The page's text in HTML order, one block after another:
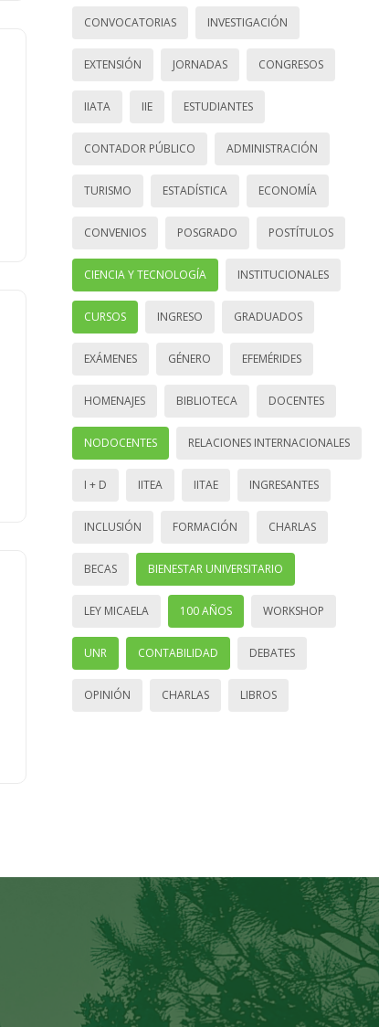
CONVOCATORIAS INVESTIGACIÓN
EXTENSIÓN JORNADAS CONGRESOS
IIATA IIE ESTUDIANTES
CONTADOR PÚBLICO ADMINISTRACIÓN
TURISMO ESTADÍSTICA ECONOMÍA
CONVENIOS POSGRADO POSTÍTULOS
CIENCIA Y TECNOLOGÍA INSTITUCIONALES
CURSOS INGRESO GRADUADOS
EXÁMENES GÉNERO EFEMÉRIDES
HOMENAJES BIBLIOTECA DOCENTES
NODOCENTES RELACIONES INTERNACIONALES
I + D IITEA IITAE INGRESANTES
INCLUSIÓN FORMACIÓN CHARLAS
BECAS BIENESTAR UNIVERSITARIO
LEY MICAELA 100 AÑOS WORKSHOP
UNR CONTABILIDAD DEBATES
OPINIÓN CHARLAS LIBROS